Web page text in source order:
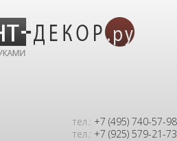
тел.: +7 (495) 740-57-98
тел.: +7 (925) 579-21-73